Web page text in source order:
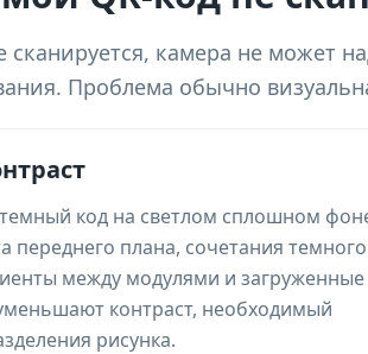
сканируется, камера не может
Проблема обычно
код на светлом сплошном
переднего плана, сочетания
между модулями и загруженные
контраст, необходимый
рисунка.